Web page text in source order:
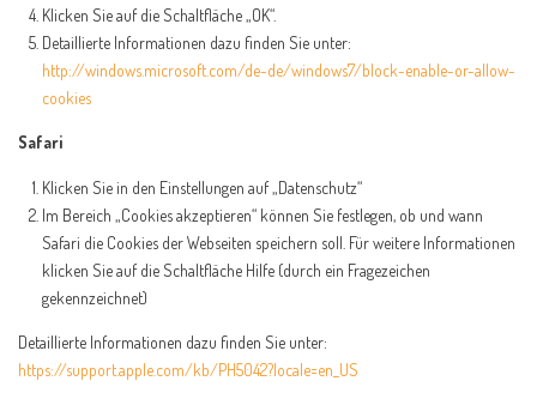
Klicken Sie auf die Schaltfläche „OK“.
Detaillierte Informationen dazu finden Sie unter:
http://windows.microsoft.com/de-de/windows7/block-enable-or-allow-
cookies
Safari
Klicken Sie in den Einstellungen auf „Datenschutz“
Im Bereich „Cookies akzeptieren“ können Sie festlegen, ob und wann
Safari die Cookies der Webseiten speichern soll. Für weitere Informationen
klicken Sie auf die Schaltfläche Hilfe (durch ein Fragezeichen
gekennzeichnet)
Detaillierte Informationen dazu finden Sie unter:
https://support.apple.com/kb/PH5042?locale=en_US